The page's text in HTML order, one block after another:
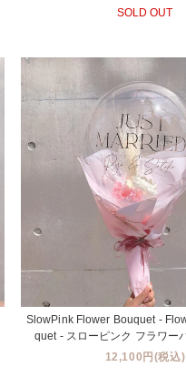
SOLD OUT
SlowPink Flower Bouquet -
quet - スローピンク フラワー
12,100円(税込)